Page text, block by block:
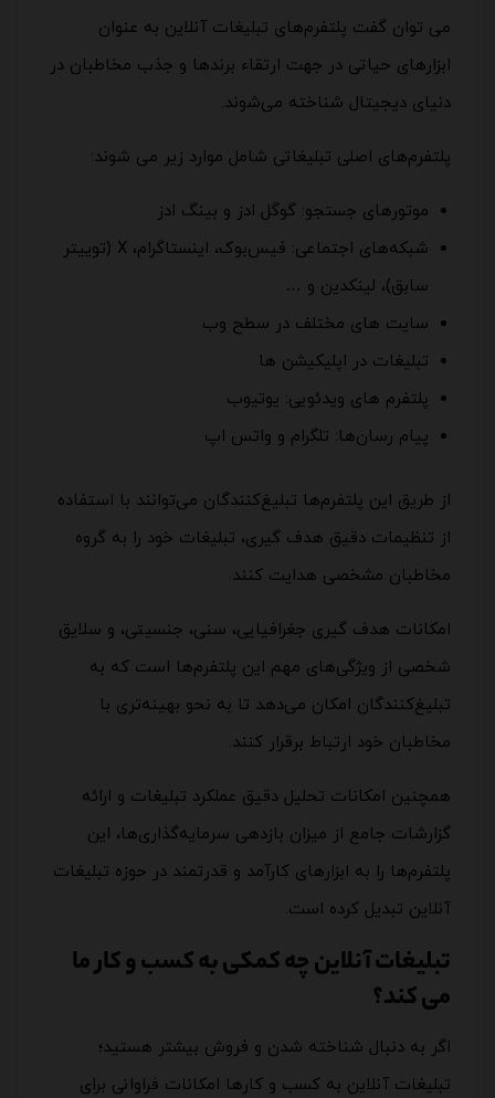
می توان گفت پلتفرم‌های تبلیغات آنلاین به عنوان
ابزارهای حیاتی در جهت ارتقاء برندها و جذب مخاطبان در
دنیای دیجیتال شناخته می‌شوند.
پلتفرم‌های اصلی تبلیغاتی شامل موارد زیر می شوند:
موتورهای جستجو: گوگل ادز و بینگ ادز
شبکه‌های اجتماعی: فیس‌بوک، اینستاگرام، X (توییتر
سابق)، لینکدین و …
سایت های مختلف در سطح وب
تبلیغات در اپلیکیشن ها
پلتفرم های ویدئویی: یوتیوب
پیام رسان‌ها: تلگرام و واتس اپ
از طریق این پلتفرم‌ها تبلیغ‌کنندگان می‌توانند با استفاده
از تنظیمات دقیق هدف گیری، تبلیغات خود را به گروه
مخاطبان مشخصی هدایت کنند.
امکانات هدف گیری جغرافیایی، سنی، جنسیتی، و سلایق
شخصی از ویژگی‌های مهم این پلتفرم‌ها است که به
تبلیغ‌کنندگان امکان می‌دهد تا به نحو بهینه‌تری با
مخاطبان خود ارتباط برقرار کنند.
همچنین امکانات تحلیل دقیق عملکرد تبلیغات و ارائه
گزارشات جامع از میزان بازدهی سرمایه‌گذاری‌ها، این
پلتفرم‌ها را به ابزارهای کارآمد و قدرتمند در حوزه تبلیغات
آنلاین تبدیل کرده است.
تبلیغات آنلاین چه کمکی به کسب و کار ما
می کند؟
اگر به دنبال شناخته شدن و فروش بیشتر هستید؛
تبلیغات آنلاین به کسب و کارها امکانات فراوانی برای